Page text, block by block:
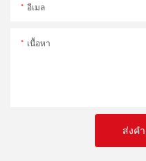
อีเมล
เนื้อหา
ส่งค